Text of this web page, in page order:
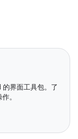
界面工具包。了
。